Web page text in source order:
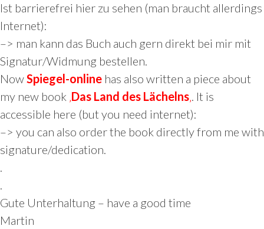
Ist barrierefrei hier zu sehen (man braucht allerdings
Internet):
–> man kann das Buch auch gern direkt bei mir mit
Signatur/Widmung bestellen.
NowSpiegel-online has also written a piece about
my new book ‚Das Land des Lächelns‚. It is
accessible here (but you need internet):
–> you can also order the book directly from me with
signature/dedication.
.
.
Gute Unterhaltung – have a good time
Martin